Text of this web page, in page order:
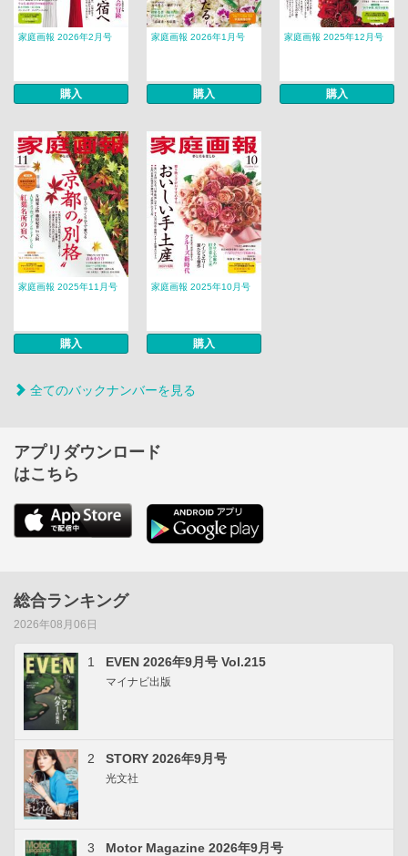
家庭画報 2026年2月号
購入
家庭画報 2026年1月号
購入
家庭画報 2025年12月号
購入
家庭画報 2025年11月号
購入
家庭画報 2025年10月号
購入
全てのバックナンバーを見る
アプリダウンロード
はこちら
総合ランキング
2026年08月06日
1 EVEN 2026年9月号 Vol.215
マイナビ出版
2 STORY 2026年9月号
光文社
3 Motor Magazine 2026年9月号